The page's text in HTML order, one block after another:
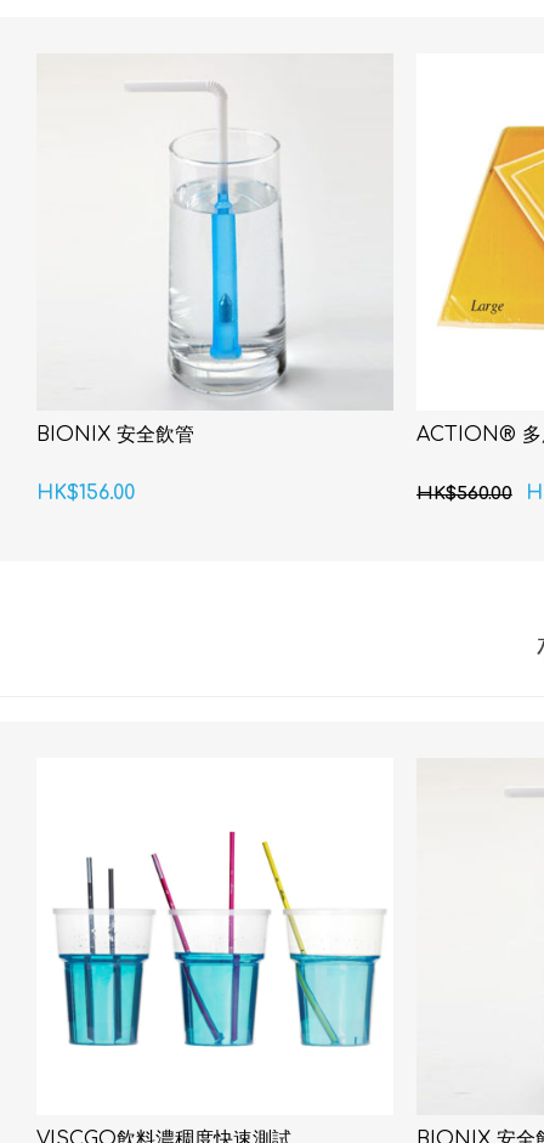
BIONIX 安全飲管
HK$156.00
ACTION® 多
HK$560.00